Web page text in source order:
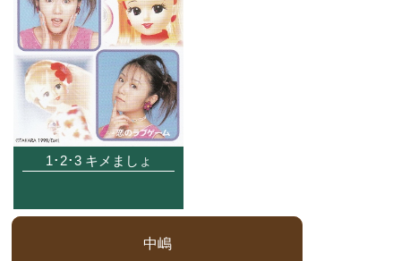
1･2･3 キメましょ
中嶋